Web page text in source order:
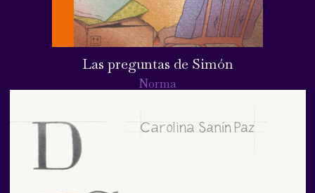
Las preguntas de Simón
Norma